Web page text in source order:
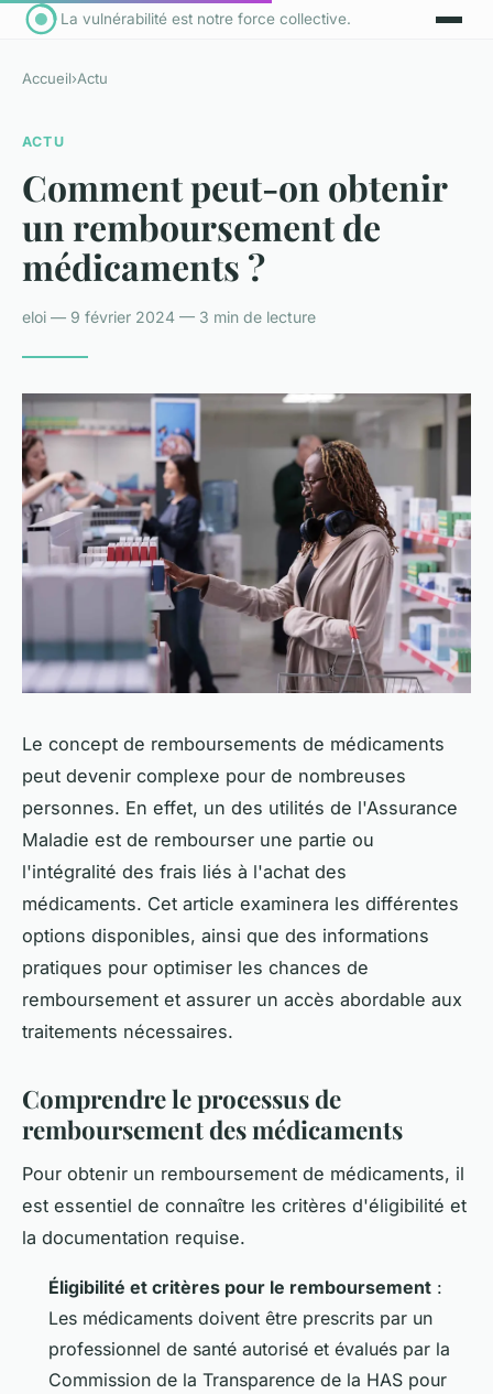
La vulnérabilité est notre force collective.
Accueil›Actu
ACTU
Comment peut-on obtenir
un remboursement de
médicaments ?
eloi — 9 février 2024 — 3 min de lecture
Le concept de remboursements de médicaments
peut devenir complexe pour de nombreuses
personnes. En effet, un des utilités de l'Assurance
Maladie est de rembourser une partie ou
l'intégralité des frais liés à l'achat des
médicaments. Cet article examinera les différentes
options disponibles, ainsi que des informations
pratiques pour optimiser les chances de
remboursement et assurer un accès abordable aux
traitements nécessaires.
Comprendre le processus de
remboursement des médicaments
Pour obtenir un remboursement de médicaments, il
est essentiel de connaître les critères d'éligibilité et
la documentation requise.
Éligibilité et critères pour le remboursement :
Les médicaments doivent être prescrits par un
professionnel de santé autorisé et évalués par la
Commission de la Transparence de la HAS pour